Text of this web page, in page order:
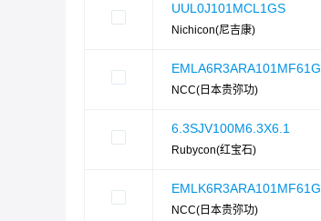
UUL0J101MCL1GS
Nichicon(尼吉康)
EMLA6R3ARA101MF61G
NCC(日本贵弥功)
6.3SJV100M6.3X6.1
Rubycon(红宝石)
EMLK6R3ARA101MF61G
NCC(日本贵弥功)